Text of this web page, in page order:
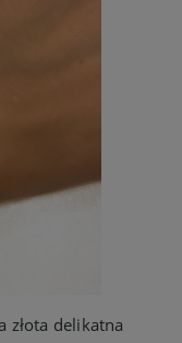
złota delikatna